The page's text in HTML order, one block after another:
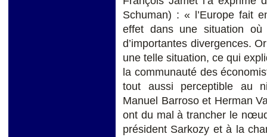
Schuman) : « l’Europe fait
effet dans une situation où
d’importantes divergences.
une telle situation, ce qui
la communauté des
tout aussi perceptible au
Manuel Barroso et Herman
ont du mal à trancher le
président Sarkozy et à la